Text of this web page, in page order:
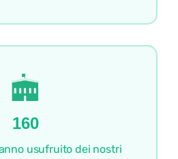
160
usufruito dei nostri